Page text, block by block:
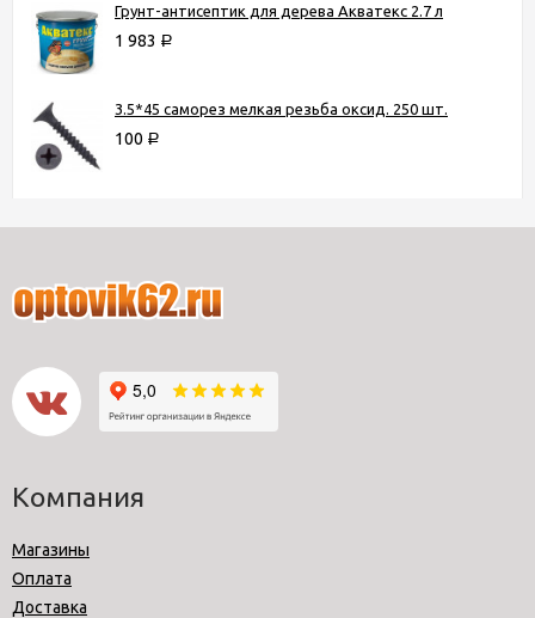
Грунт-антисептик для дерева Акватекс 2.7 л
1 983 Р
3.5*45 саморез мелкая резьба оксид. 250 шт.
100 Р
Компания
Магазины
Оплата
Доставка